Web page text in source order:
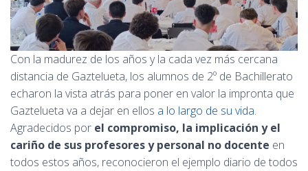
Con la madurez de los años y la cada vez más cercana
distancia de Gaztelueta, los alumnos de 2º de Bachillerato
echaron la vista atrás para poner en valor la impronta que
Gaztelueta va a dejar en ellos a lo largo de su vida.
Agradecidos por el compromiso, la implicación y el
cariño de sus profesores y personal no docente en
todos estos años, reconocieron el ejemplo diario de todos